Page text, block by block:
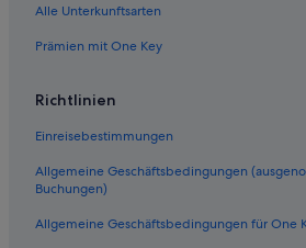
Alle Unterkunftsarten
Prämien mit One Key
Richtlinien
Einreisebestimmungen
Allgemeine Geschäftsbedingungen
Buchungen)
Allgemeine Geschäftsbedingungen für One